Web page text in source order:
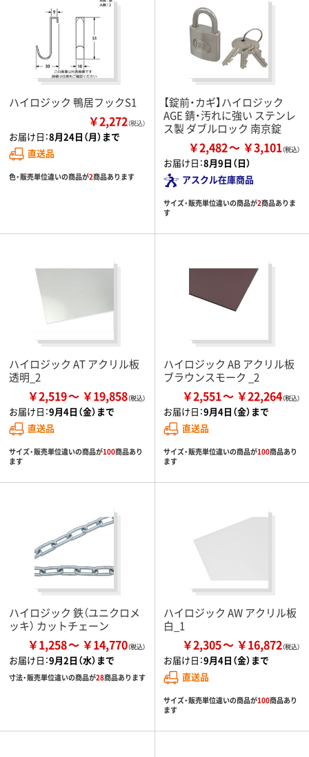
ハイロジック 鴨居フックS1
￥2,272（税込）
お届け日：8月24日（月）まで
直送品
色・販売単位違いの商品が2商品あります
【錠前・カギ】ハイロジック
AGE 錆・汚れに強い ステンレ
ス製 ダブルロック 南京錠
￥2,482 ￥3,101
お届け日：8月9日（日）
アスクル在庫商品
サイズ・販売単位違いの商品が2商品ありま
す
ハイロジック AT アクリル板
透明_2
￥2,519 ￥19,858
お届け日：9月4日（金）まで
直送品
サイズ・販売単位違いの商品が100商品あり
ます
ハイロジック AB アクリル板
ブラウンスモーク _2
￥2,551 ￥22,264
お届け日：9月4日（金）まで
直送品
サイズ・販売単位違いの商品が100商品あり
ます
ハイロジック 鉄（ユニクロメ
ッキ） カットチェーン
￥1,258 ￥14,770
お届け日：9月2日（水）まで
寸法・販売単位違いの商品が28商品あります
ハイロジック AW アクリル板
白_1
￥2,305 ￥16,872
お届け日：9月4日（金）まで
直送品
サイズ・販売単位違いの商品が100商品あり
ます